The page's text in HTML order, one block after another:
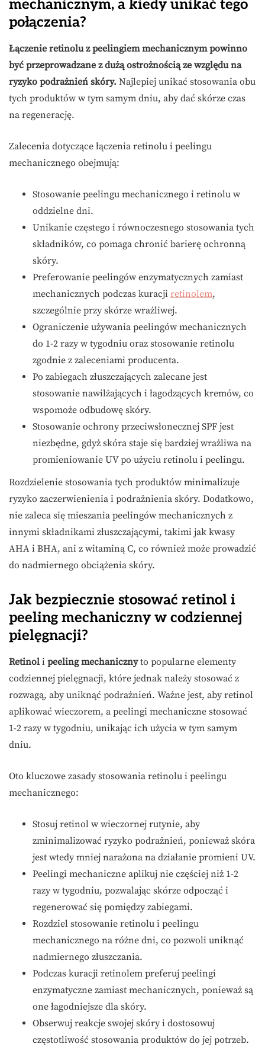
mechanicznym, a kiedy unikać tego
połączenia?
Łączenie retinolu z peelingiem mechanicznym powinno
być przeprowadzane z dużą ostrożnością ze względu na
ryzyko podrażnień skóry. Najlepiej unikać stosowania obu
tych produktów w tym samym dniu, aby dać skórze czas
na regenerację.
Zalecenia dotyczące łączenia retinolu i peelingu
mechanicznego obejmują:
Stosowanie peelingu mechanicznego i retinolu w
oddzielne dni.
Unikanie częstego i równoczesnego stosowania tych
składników, co pomaga chronić barierę ochronną
skóry.
Preferowanie peelingów enzymatycznych zamiast
mechanicznych podczas kuracji retinolem,
szczególnie przy skórze wrażliwej.
Ograniczenie używania peelingów mechanicznych
do 1-2 razy w tygodniu oraz stosowanie retinolu
zgodnie z zaleceniami producenta.
Po zabiegach złuszczających zalecane jest
stosowanie nawilżających i łagodzących kremów, co
wspomoże odbudowę skóry.
Stosowanie ochrony przeciwsłonecznej SPF jest
niezbędne, gdyż skóra staje się bardziej wrażliwa na
promieniowanie UV po użyciu retinolu i peelingu.
Rozdzielenie stosowania tych produktów minimalizuje
ryzyko zaczerwienienia i podrażnienia skóry. Dodatkowo,
nie zaleca się mieszania peelingów mechanicznych z
innymi składnikami złuszczającymi, takimi jak kwasy
AHA i BHA, ani z witaminą C, co również może prowadzić
do nadmiernego obciążenia skóry.
Jak bezpiecznie stosować retinol i
peeling mechaniczny w codziennej
pielęgnacji?
Retinol i peeling mechanicznyto popularne elementy
codziennej pielęgnacji, które jednak należy stosować z
rozwagą, aby uniknąć podrażnień. Ważne jest, aby retinol
aplikować wieczorem, a peelingi mechaniczne stosować
1-2 razy w tygodniu, unikając ich użycia w tym samym
dniu.
Oto kluczowe zasady stosowania retinolu i peelingu
mechanicznego:
Stosuj retinol w wieczornej rutynie, aby
zminimalizować ryzyko podrażnień, ponieważ skóra
jest wtedy mniej narażona na działanie promieni UV.
Peelingi mechaniczne aplikuj nie częściej niż 1-2
razy w tygodniu, pozwalając skórze odpocząć i
regenerować się pomiędzy zabiegami.
Rozdziel stosowanie retinolu i peelingu
mechanicznego na różne dni, co pozwoli uniknąć
nadmiernego złuszczania.
Podczas kuracji retinolem preferuj peelingi
enzymatyczne zamiast mechanicznych, ponieważ są
one łagodniejsze dla skóry.
Obserwuj reakcje swojej skóry i dostosowuj
częstotliwość stosowania produktów do jej potrzeb.